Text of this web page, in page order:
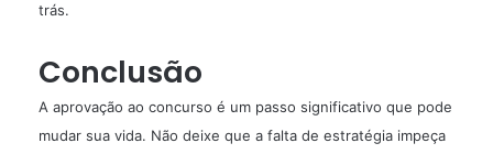
trás.
Conclusão
A aprovação ao concurso é um passo significativo que pode
mudar sua vida. Não deixe que a falta de estratégia impeça